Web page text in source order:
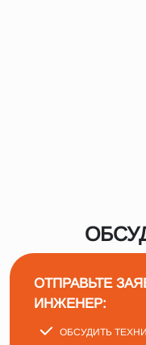
ОТПРАВЬТЕ
ИНЖЕНЕР:
ОБСУДИТЬ